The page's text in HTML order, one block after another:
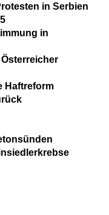
in Serbien
in
Haftreform